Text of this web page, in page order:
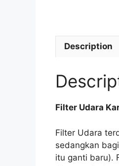
Description
Filter Udara
Filter Udara
sedangkan
itu ganti baru).